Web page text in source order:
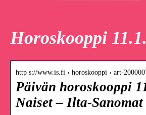
Horoskooppi
http s://www.is.fi › horoskooppi › art-
Päivän horoskooppi
Naiset – Ilta-Sanomat